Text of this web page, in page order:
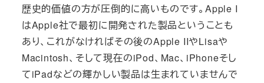
歴史的価値の方が圧倒的に高いものです。Apple I
はApple社で最初に開発された製品ということも
あり、これがなければその後のApple IIやLisaや
Macintosh、そして現在のiPod、Mac、iPhoneそし
てiPadなどの輝かしい製品は生まれていませんで